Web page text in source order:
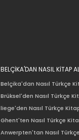
BELÇİKA'DAN NASIL KİTAP
Belçika'dan Nasıl Türkçe
Brüksel'den Nasıl Türkçe
liege'den Nasıl Türkçe Kitap
Ghent'ten Nasıl Türkçe
Anwerpten'tan Nasıl